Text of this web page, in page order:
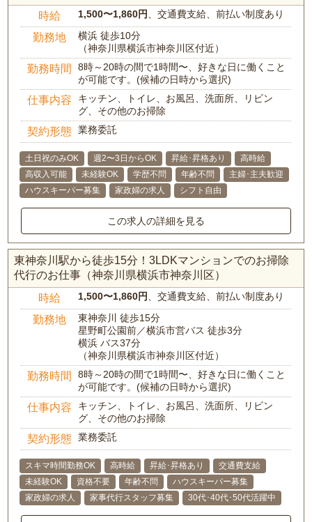
時給 1,500〜1,860円、交通費支給、前払い制度あり
勤務地
横浜 徒歩10分
（神奈川県横浜市神奈川区付近）
勤務時間
8時～20時の間で1時間〜、好きな日に働くこと
が可能です。(候補の日時から選択)
仕事内容
キッチン、トイレ、お風呂、洗面所、リビン
グ、その他のお掃除
契約形態 業務委託
土日祝のみOK 週2〜3日からOK 昇給･昇格あり
高時給
高収入可能
未経験OK 学歴不問 年齢不問
主婦･主夫歓迎
ハウスキーパー募集
家政婦の求人 シフト自由
この求人の詳細を見る
東神奈川駅から徒歩15分！3LDKマンションでのお掃除
代行のお仕事（神奈川県横浜市神奈川区）
時給 1,500〜1,860円、交通費支給、前払い制度あり
勤務地
東神奈川 徒歩15分
星野町公園前／横浜市営バス 徒歩3分
横浜 バス37分
（神奈川県横浜市神奈川区付近）
勤務時間
8時～20時の間で1時間〜、好きな日に働くこと
が可能です。(候補の日時から選択)
仕事内容
キッチン、トイレ、お風呂、洗面所、リビン
グ、その他のお掃除
契約形態 業務委託
スキマ時間勤務OK 高時給 昇給･昇格あり
交通費支給
未経験OK
資格不要 年齢不問
ハウスキーパー募集
家政婦の求人
家事代行スタッフ募集 30代･40代･50代活躍中